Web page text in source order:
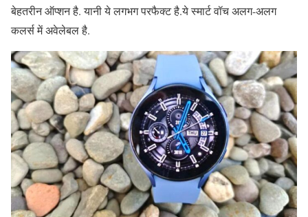
बेहतरीन ऑप्शन है. यानी ये लगभग परफैक्ट है.ये स्मार्ट वॉच अलग-अलग
कलर्स में अवेलेबल है.